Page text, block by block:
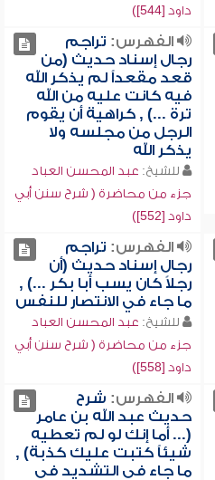
داود [544])
الفهرس: تراجم
رجال إسناد حديث (من
قعد مقعداً لم يذكر الله
فيه كانت عليه من الله
ترة ...) , كراهية أن يقوم
الرجل من مجلسه ولا
يذكر الله
للشيخ: عبد المحسن العباد
جزء من محاضرة ( شرح سنن أبي
داود [552])
الفهرس: تراجم
رجال إسناد حديث (أن
رجلاً كان يسب أبا بكر ...) ,
ما جاء في الانتصار للنفس
للشيخ: عبد المحسن العباد
جزء من محاضرة ( شرح سنن أبي
داود [558])
الفهرس: شرح
حديث عبد الله بن عامر
(... أما إنك لو لم تعطيه
شيئاً كتبت عليك كذبة) ,
ما جاء في التشديد في